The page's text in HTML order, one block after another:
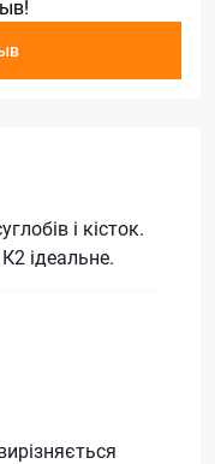
і кісток.
ідеальне.